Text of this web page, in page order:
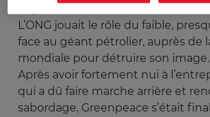
L’ONG jouait le rôle du faible,
face au géant pétrolier, auprès de
mondiale pour détruire son image.
Après avoir fortement nui à
qui a dû faire marche arrière et
sabordage, Greenpeace s’était